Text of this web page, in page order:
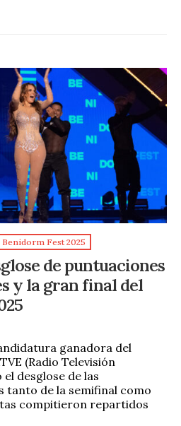
Benidorm Fest 2025
de puntuaciones
y la gran final del
ganadora del
(Radio Televisión
el desglose de las
tanto de la semifinal como
compitieron repartidos